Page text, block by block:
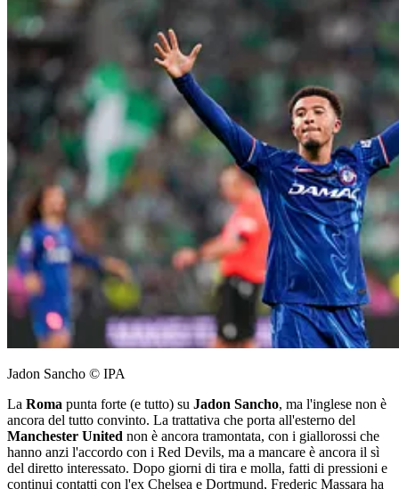
Jadon Sancho © IPA
La Roma punta forte (e tutto) su Jadon Sancho, ma l'inglese non è
ancora del tutto convinto. La trattativa che porta all'esterno del
Manchester United non è ancora tramontata, con i giallorossi che
hanno anzi l'accordo con i Red Devils, ma a mancare è ancora il sì
del diretto interessato. Dopo giorni di tira e molla, fatti di pressioni e
continui contatti con l'ex Chelsea e Dortmund, Frederic Massara ha